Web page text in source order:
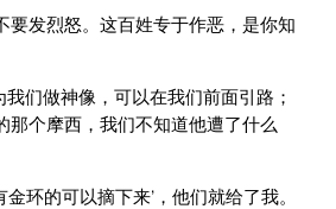
要发烈怒。这百姓专于作恶，是你知
我们做神像，可以在我们前面引路；
那个摩西，我们不知道他遭了什么
环的可以摘下来’，他们就给了我。